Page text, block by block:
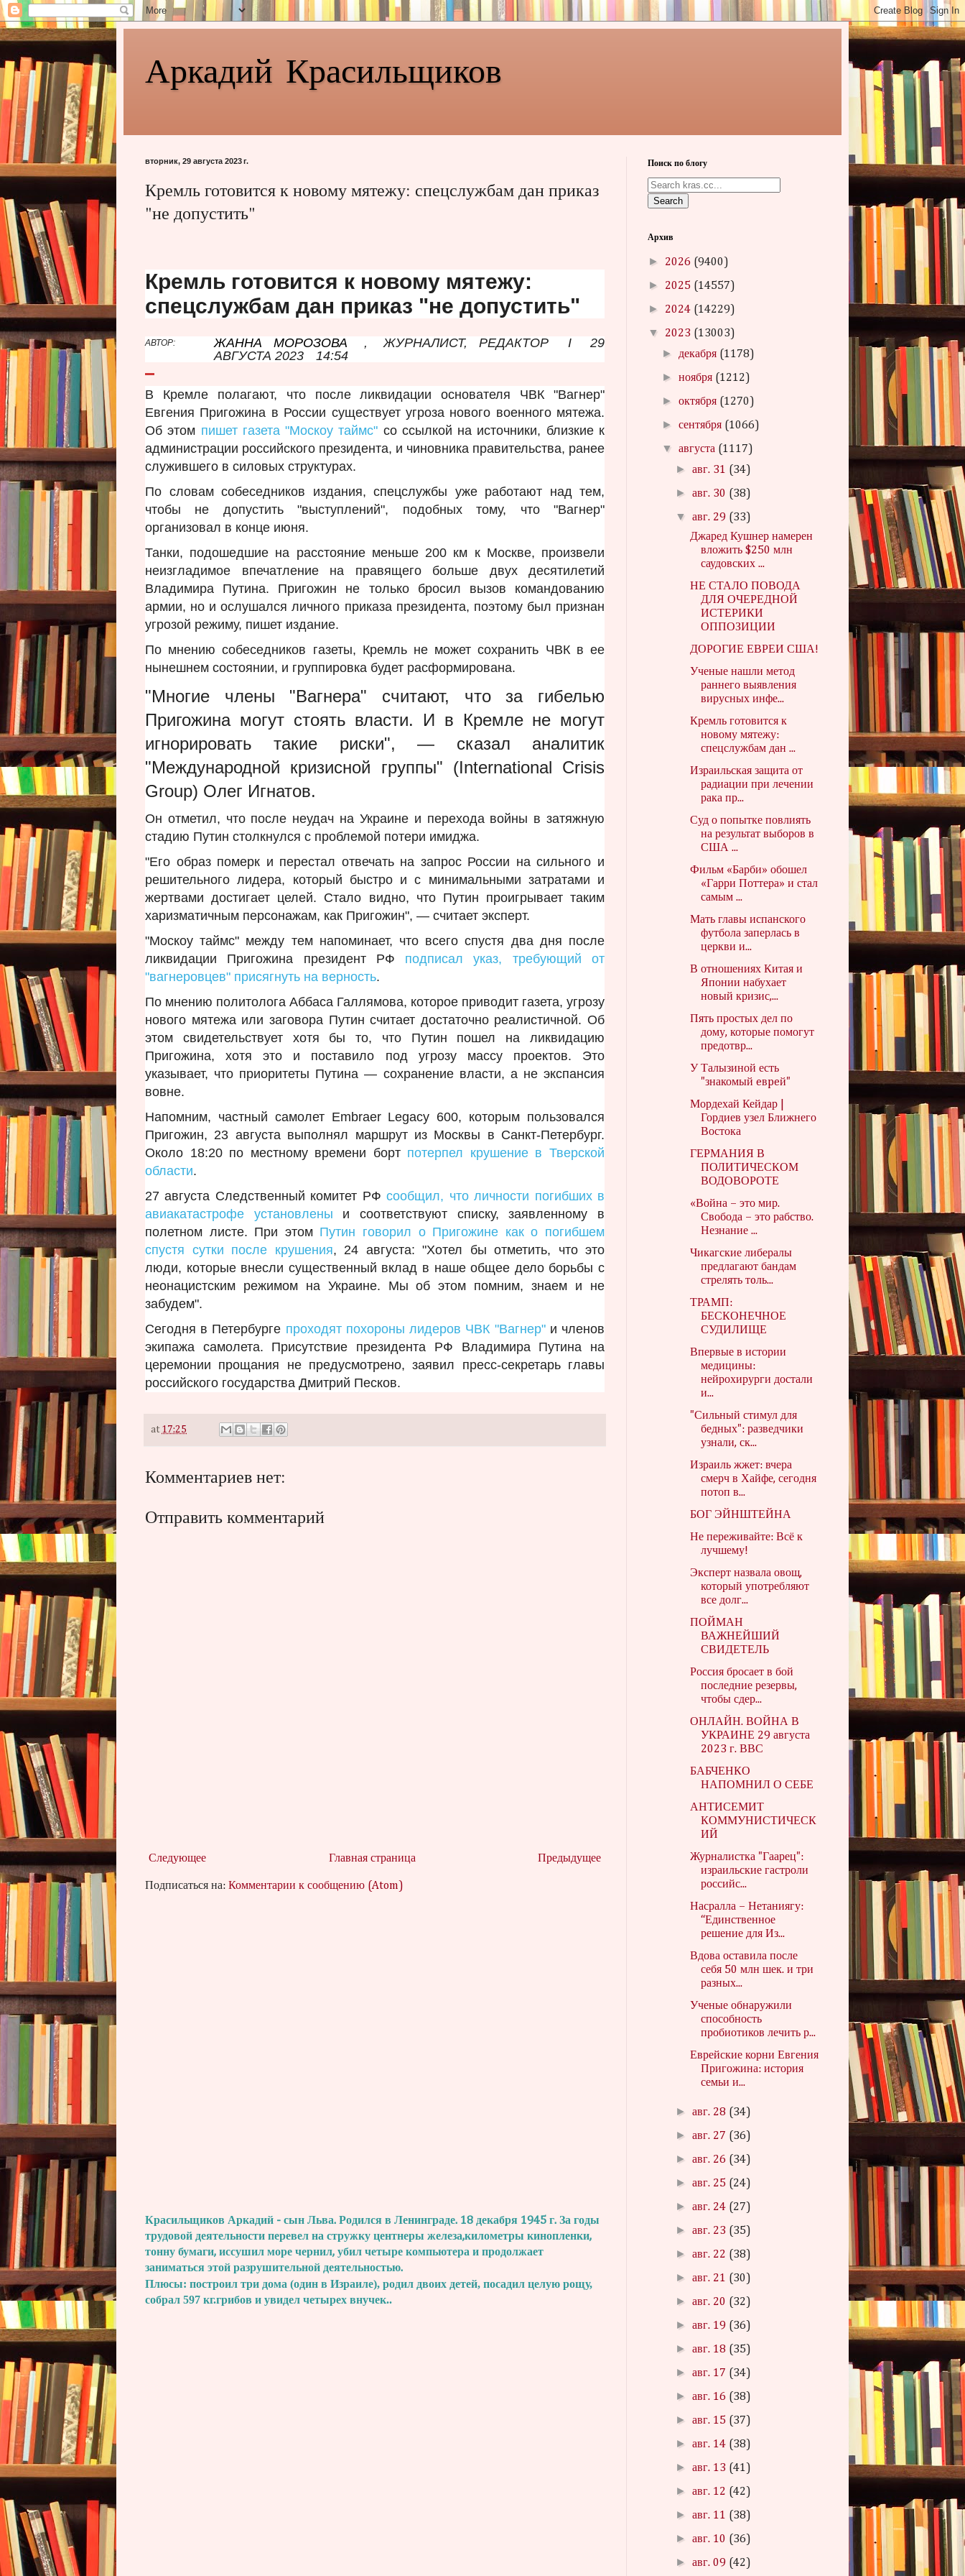
Аркадий Красильщиков
вторник, 29 августа 2023 г.
Кремль готовится к новому мятежу: спецслужбам дан приказ
"не допустить"
Кремль готовится к новому мятежу:
спецслужбам дан приказ "не допустить"
АВТОР: ЖАННА МОРОЗОВА , ЖУРНАЛИСТ, РЕДАКТОР I
29
АВГУСТА 2023
14:54
В Кремле полагают, что после ликвидации основателя ЧВК "Вагнер"
Евгения Пригожина в России существует угроза нового военного мятежа.
Об этом пишет газета "Москоу таймс" со ссылкой на источники, близкие к
администрации российского президента, и чиновника правительства, ранее
служившего в силовых структурах.
По словам собеседников издания, спецслужбы уже работают над тем,
чтобы не допустить "выступлений", подобных тому, что "Вагнер"
организовал в конце июня.
Танки, подошедшие на расстояние меньше 200 км к Москве, произвели
неизгладимое впечатление на правящего больше двух десятилетий
Владимира Путина. Пригожин не только бросил вызов командованию
армии, но и ослушался личного приказа президента, поэтому был признан
угрозой режиму, пишет издание.
По мнению собеседников газеты, Кремль не может сохранить ЧВК в ее
нынешнем состоянии, и группировка будет расформирована.
"Многие члены "Вагнера" считают, что за гибелью
Пригожина могут стоять власти. И в Кремле не могут
игнорировать такие риски", — сказал аналитик
"Международной кризисной группы" (International Crisis
Group) Олег Игнатов.
Он отметил, что после неудач на Украине и перехода войны в затяжную
стадию Путин столкнулся с проблемой потери имиджа.
"Его образ померк и перестал отвечать на запрос России на сильного и
решительного лидера, который быстро и с минимальными затратами и
жертвами достигает целей. Стало видно, что Путин проигрывает таким
харизматичным персонажам, как Пригожин", — считает эксперт.
"Москоу таймс" между тем напоминает, что всего спустя два дня после
ликвидации Пригожина президент РФ подписал указ, требующий от
"вагнеровцев" присягнуть на верность.
По мнению политолога Аббаса Галлямова, которое приводит газета, угрозу
нового мятежа или заговора Путин считает достаточно реалистичной. Об
этом свидетельствует хотя бы то, что Путин пошел на ликвидацию
Пригожина, хотя это и поставило под угрозу массу проектов. Это
указывает, что приоритеты Путина — сохранение власти, а не экспансия
вовне.
Напомним, частный самолет Embraer Legacy 600, которым пользовался
Пригожин, 23 августа выполнял маршрут из Москвы в Санкт-Петербург.
Около 18:20 по местному времени борт потерпел крушение в Тверской
области.
27 августа Следственный комитет РФсообщил, что личности погибших в
авиакатастрофе установлены и соответствуют списку, заявленному в
полетном листе. При этом Путин говорил о Пригожине как о погибшем
спустя сутки после крушения, 24 августа: "Хотел бы отметить, что это
люди, которые внесли существенный вклад в наше общее дело борьбы с
неонацистским режимом на Украине. Мы об этом помним, знаем и не
забудем".
Сегодня в Петербурге проходят похороны лидеров ЧВК "Вагнер"и членов
экипажа самолета. Присутствие президента РФ Владимира Путина на
церемонии прощания не предусмотрено, заявил пресс-секретарь главы
российского государства Дмитрий Песков.
at 17:25
Комментариев нет:
Отправить комментарий
Следующее Предыдущее
Главная страница
Подписаться на: Комментарии к сообщению (Atom)
Красильщиков Аркадий - сын Льва. Родился в Ленинграде. 18 декабря 1945 г. За годы
трудовой деятельности перевел на стружку центнеры железа,километры кинопленки,
тонну бумаги, иссушил море чернил, убил четыре компьютера и продолжает
заниматься этой разрушительной деятельностью.
Плюсы: построил три дома (один в Израиле), родил двоих детей, посадил целую рощу,
собрал 597 кг.грибов и увидел четырех внучек..
Поиск по блогу
Search
Архив
► 2026 (9400)
► 2025 (14557)
► 2024 (14229)
▼ 2023 (13003)
► декабря (1178)
►ноября (1212)
►октября (1270)
►сентября (1066)
▼августа (1117)
►авг. 31 (34)
►авг. 30 (38)
▼авг. 29 (33)
Джаред Кушнер намерен
вложить $250 млн
саудовских ...
НЕ СТАЛО ПОВОДА
ДЛЯ ОЧЕРЕДНОЙ
ИСТЕРИКИ
ОППОЗИЦИИ
ДОРОГИЕ ЕВРЕИ США!
Ученые нашли метод
раннего выявления
вирусных инфе...
Кремль готовится к
новому мятежу:
спецслужбам дан ...
Израильская защита от
радиации при лечении
рака пр...
Суд о попытке повлиять
на результат выборов в
США ...
Фильм «Барби» обошел
«Гарри Поттера» и стал
самым ...
Мать главы испанского
футбола заперлась в
церкви и...
В отношениях Китая и
Японии набухает
новый кризис,...
Пять простых дел по
дому, которые помогут
предотвр...
У Талызиной есть
"знакомый eвpeй"
Мордехай Кейдар |
Гордиев узел Ближнего
Востока
ГЕРМАНИЯ В
ПОЛИТИЧЕСКОМ
ВОДОВОРОТЕ
«Война – это мир.
Свобода – это рабство.
Незнание ...
Чикагские либералы
предлагают бандам
стрелять тoль...
ТРАМП:
БЕСКОНЕЧНОЕ
СУДИЛИЩЕ
Впервые в истории
медицины:
нейрохирурги достали
и...
"Сильный стимул для
бедных": разведчики
узнали, ск...
Израиль жжет: вчера
смерч в Хайфе, сегодня
потоп в...
БОГ ЭЙНШТЕЙНА
Не переживайте: Всё к
лучшему!
Эксперт назвала овощ,
который употребляют
все долг...
ПОЙМАН
ВАЖНЕЙШИЙ
СВИДЕТЕЛЬ
Россия бросает в бой
последние резервы,
чтобы сдер...
ОНЛАЙН. ВОЙНА В
УКРАИНЕ 29 августа
2023 г. ВВС
БАБЧЕНКО
НАПОМНИЛ О СЕБЕ
АНТИСЕМИТ
КОММУНИСТИЧЕСК
ИЙ
Журналистка "Гаарец":
израильские гастроли
российс...
Насралла – Нетаниягу:
“Единственное
решение для Из...
Вдова оставила после
себя 50 млн шек. и три
разных...
Ученые обнаружили
способность
пробиотиков лечить р...
Еврейские корни Евгения
Пригожина: история
семьи и...
►авг. 28 (34)
►авг. 27 (36)
►авг. 26 (34)
►авг. 25 (24)
►авг. 24 (27)
►авг. 23 (35)
►авг. 22 (38)
►авг. 21 (30)
►авг. 20 (32)
►авг. 19 (36)
►авг. 18 (35)
►авг. 17 (34)
►авг. 16 (38)
►авг. 15 (37)
►авг. 14 (38)
►авг. 13 (41)
►авг. 12 (42)
►авг. 11 (38)
►авг. 10 (36)
►авг. 09 (42)